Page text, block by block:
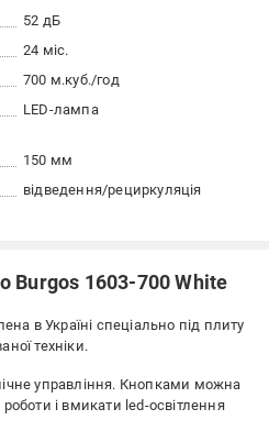
52 дБ
24 міс.
700 м.куб./год
LED-лампа
150 мм
відведення/рециркуляція
Burgos 1603-700 White
в Україні спеціально під плиту
техніки.
управління. Кнопками можна
і вмикати led-освітлення